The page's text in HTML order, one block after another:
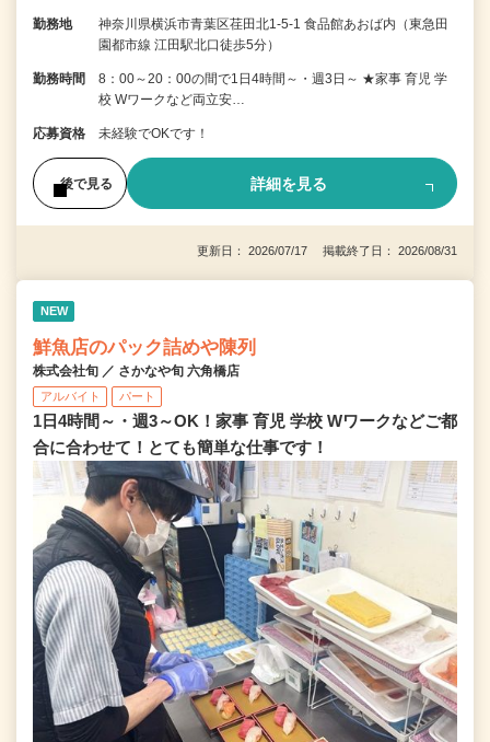
勤務地
神奈川県横浜市青葉区荏田北1-5-1 食品館あおば内（東急田
園都市線 江田駅北口徒歩5分）
勤務時間
8：00～20：00の間で1日4時間～・週3日～ ★家事 育児 学
校 Wワークなど両立安…
応募資格 未経験でOKです！
後で見る 詳細を見る
更新日： 2026/07/17 掲載終了日： 2026/08/31
NEW
鮮魚店のパック詰めや陳列
株式会社旬 ／ さかなや旬 六角橋店
アルバイト パート
1日4時間～・週3～OK！家事 育児 学校 Wワークなどご都
合に合わせて！とても簡単な仕事です！